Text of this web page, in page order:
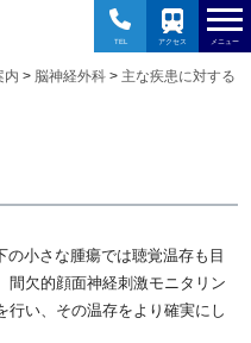
TEL アクセス メニュー
内 > 脳神経外科 > 主な疾患に対する
小さな腫瘍では聴覚温存も目
間欠的顔面神経刺激モニタリン
行い、その温存をより確実にし